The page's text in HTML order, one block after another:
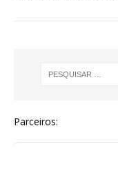
Parceiros: